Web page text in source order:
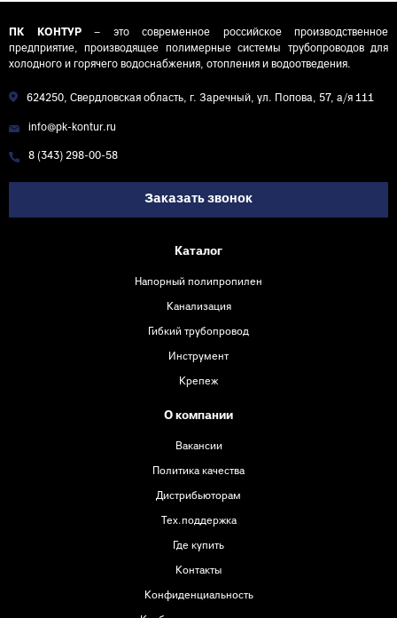
ПК КОНТУР– это современное российское производственное
предприятие, производящее полимерные системы трубопроводов для
холодного и горячего водоснабжения, отопления и водоотведения.
624250, Свердловская область, г. Заречный, ул. Попова, 57, а/я 111
info@pk-kontur.ru
8 (343) 298-00-58
Заказать звонок
Каталог
Напорный полипропилен
Канализация
Гибкий трубопровод
Инструмент
Крепеж
О компании
Вакансии
Политика качества
Дистрибьюторам
Тех.поддержка
Где купить
Контакты
Конфиденциальность